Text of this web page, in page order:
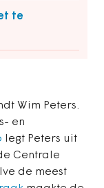
te
Wim Peters.
en
legt Peters uit
Centrale
de meest